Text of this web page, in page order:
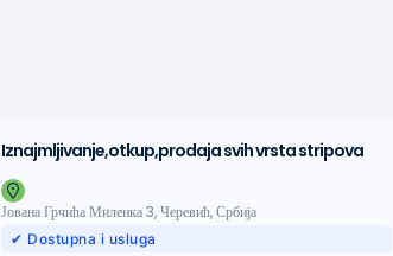
Iznajmljivanje,otkup,prodaja svih vrsta stripova
Јована Грчића Миленка 3, Черевић, Србија
✔ Dostupna i usluga